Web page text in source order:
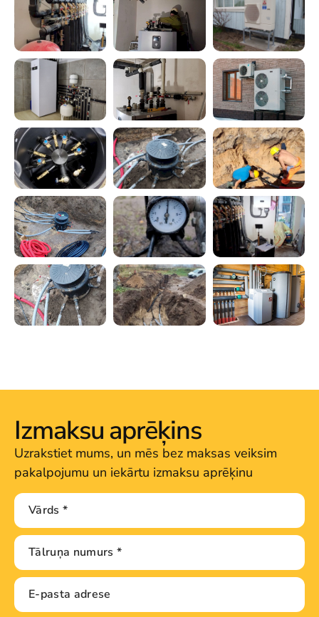
Izmaksu aprēķins
Uzrakstiet mums, un mēs bez maksas veiksim
pakalpojumu un iekārtu izmaksu aprēķinu